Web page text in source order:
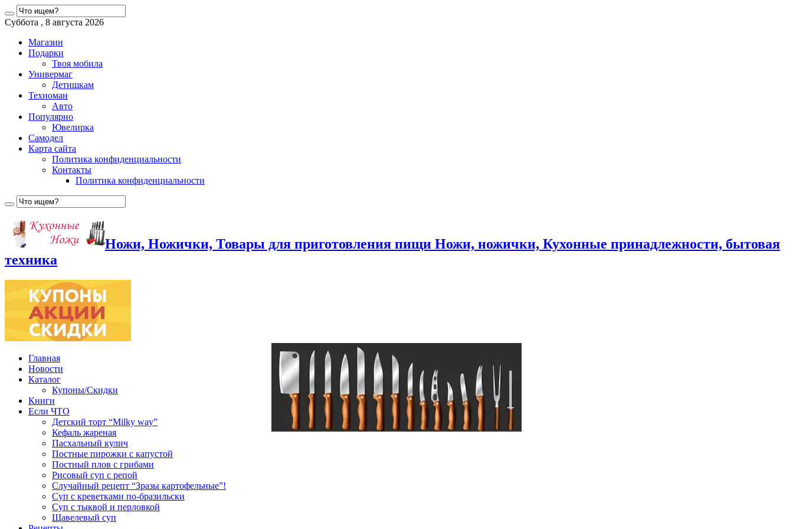
Суббота , 8 августа 2026
Магазин
Подарки
Твоя мобила
Универмаг
Детишкам
Техноман
Авто
Популярно
Ювелирка
Самодел
Карта сайта
Политика конфиденциальности
Контакты
Политика конфиденциальности
Ножи, Ножички, Товары для приготовления пищи Ножи, ножички, Кухонные принадлежности, бытовая
техника
Главная
Новости
Каталог
Купоны/Скидки
Книги
Если ЧТО
Детский торт “Milky way”
Кефаль жареная
Пасхальный кулич
Постные пирожки с капустой
Постный плов с грибами
Рисовый суп с репой
Случайный рецепт “Зразы картофельные”!
Суп с креветками по-бразильски
Суп с тыквой и перловкой
Щавелевый суп